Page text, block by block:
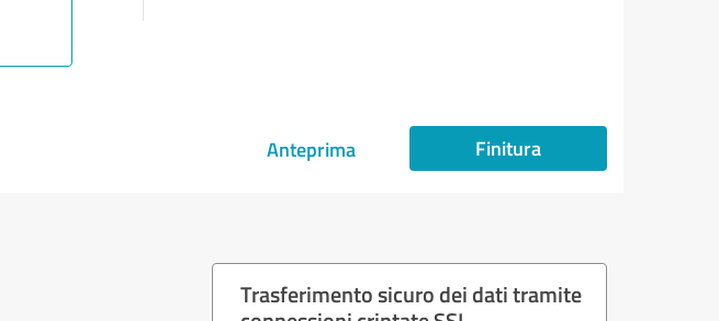
Anteprima Finitura
Trasferimento sicuro dei dati tramite